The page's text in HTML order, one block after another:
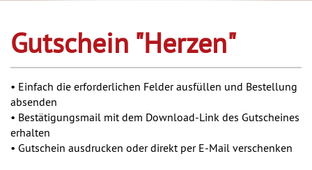
Gutschein "Herzen"
• Einfach die erforderlichen Felder ausfüllen und Bestellung
absenden
• Bestätigungsmail mit dem Download-Link des Gutscheines
erhalten
• Gutschein ausdrucken oder direkt per E-Mail verschenken